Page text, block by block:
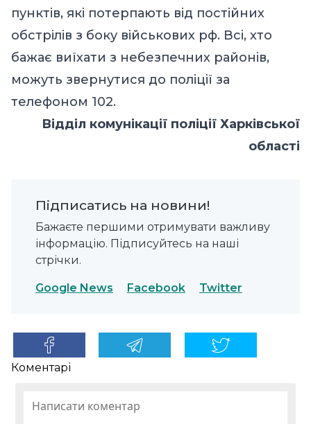
пунктів, які потерпають від постійних
обстрілів з боку військових рф. Всі, хто
бажає виїхати з небезпечних районів,
можуть звернутися до поліції за
телефоном 102.
Відділ комунікації поліції Харківської
області
Підписатись на новини!
Бажаєте першими отримувати важливу
інформацію. Підписуйтесь на наші
стрічки.
Google News Facebook Twitter
Коментарі